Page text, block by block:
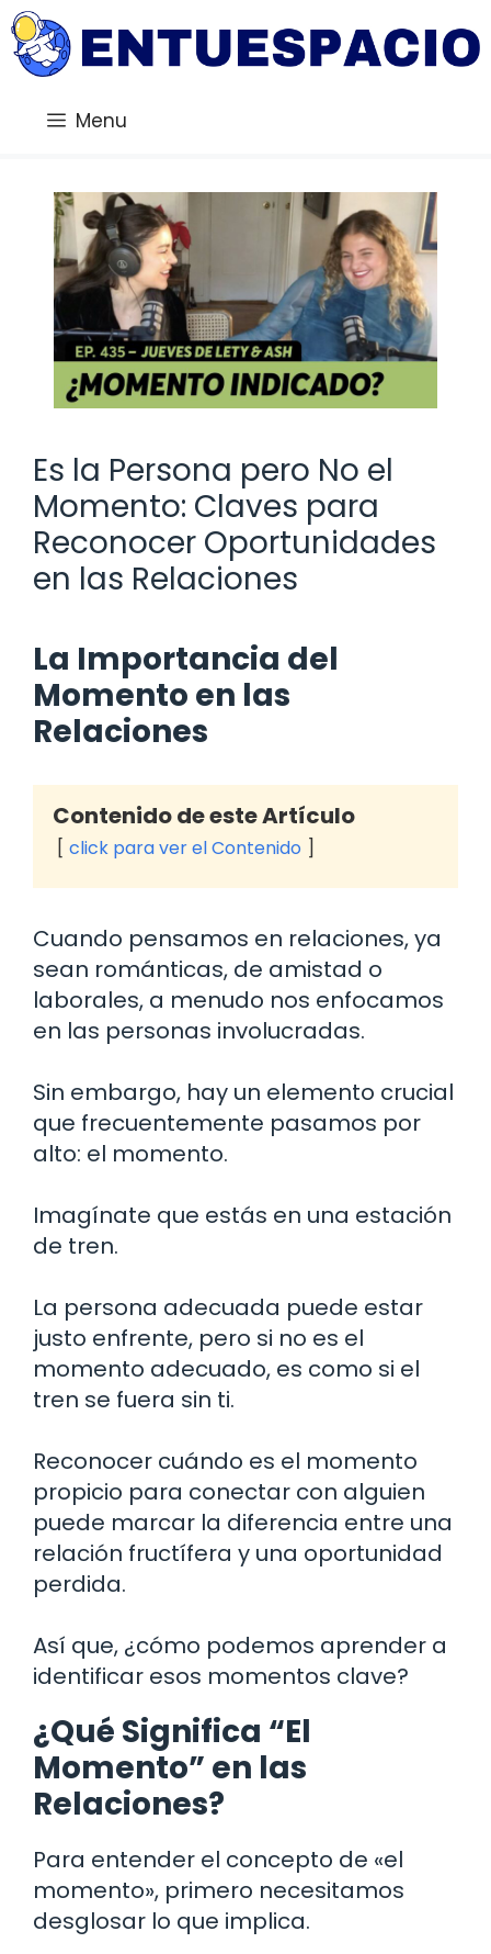
Saltar
al
contenido
Menu
Es la Persona pero No el
Momento: Claves para
Reconocer Oportunidades
en las Relaciones
La Importancia del
Momento en las
Relaciones
Contenido de este Artículo
click para ver el Contenido
Cuando pensamos en relaciones, ya
sean románticas, de amistad o
laborales, a menudo nos enfocamos
en las personas involucradas.
Sin embargo, hay un elemento crucial
que frecuentemente pasamos por
alto: el momento.
Imagínate que estás en una estación
de tren.
La persona adecuada puede estar
justo enfrente, pero si no es el
momento adecuado, es como si el
tren se fuera sin ti.
Reconocer cuándo es el momento
propicio para conectar con alguien
puede marcar la diferencia entre una
relación fructífera y una oportunidad
perdida.
Así que, ¿cómo podemos aprender a
identificar esos momentos clave?
¿Qué Significa “El
Momento” en las
Relaciones?
Para entender el concepto de «el
momento», primero necesitamos
desglosar lo que implica.